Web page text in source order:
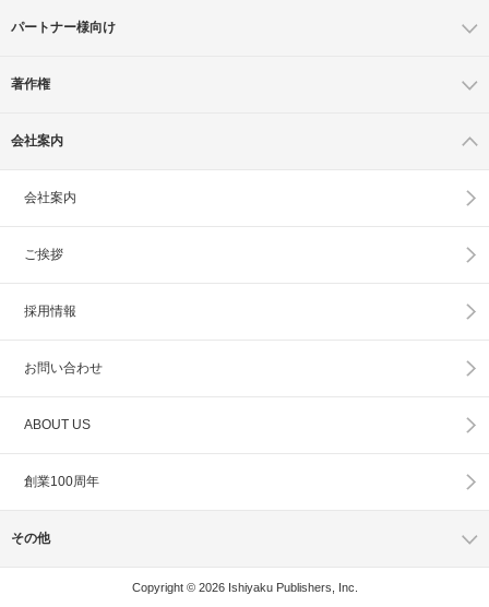
パートナー様向け
著作権
会社案内
会社案内
ご挨拶
採用情報
お問い合わせ
ABOUT US
創業100周年
その他
Copyright © 2026 Ishiyaku Publishers, Inc.